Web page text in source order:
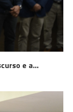
e a...